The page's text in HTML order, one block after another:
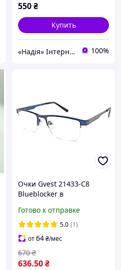
550₴
Купить
«Надія» Інтернет-Магазин 100%
Очки Gvest 21433-C8
Blueblocker в
минус от -1.25
Готово к отправке
5.0 (1)
от64₴/мес
636.50₴
670 ₴